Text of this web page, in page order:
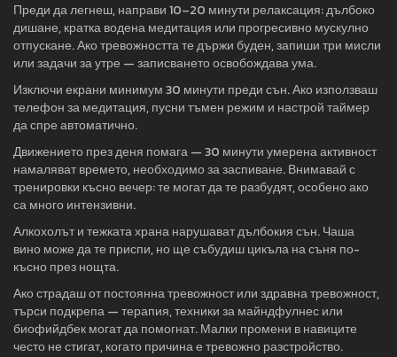
Преди да легнеш, направи 10–20 минути релаксация: дълбоко
дишане, кратка водена медитация или прогресивно мускулно
отпускане. Ако тревожността те държи буден, запиши три мисли
или задачи за утре — записването освобождава ума.
Изключи екрани минимум 30 минути преди сън. Ако използваш
телефон за медитация, пусни тъмен режим и настрой таймер
да спре автоматично.
Движението през деня помага — 30 минути умерена активност
намаляват времето, необходимо за заспиване. Внимавай с
тренировки късно вечер: те могат да те разбудят, особено ако
са много интензивни.
Алкохолът и тежката храна нарушават дълбокия сън. Чаша
вино може да те приспи, но ще събудиш цикъла на съня по-
късно през нощта.
Ако страдаш от постоянна тревожност или здравна тревожност,
търси подкрепа — терапия, техники за майндфулнес или
биофийдбек могат да помогнат. Малки промени в навиците
често не стигат, когато причина е тревожно разстройство.